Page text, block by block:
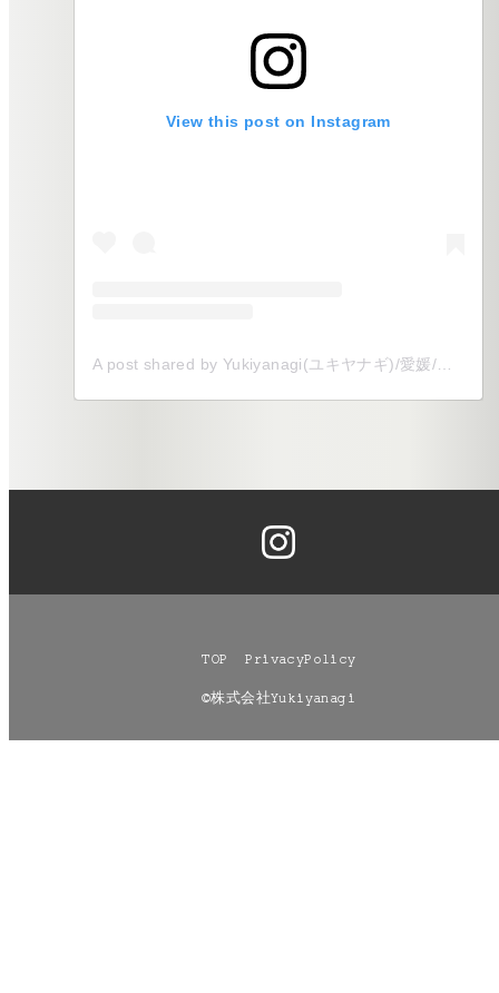
View this post on Instagram
TOP PrivacyPolicy
©株式会社Yukiyanagi